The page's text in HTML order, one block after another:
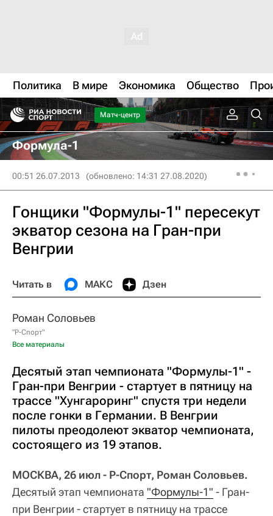
Политика В мире Экономика Общество
Матч-центр
Формула-1
00:51 26.07.2013 (обновлено: 14:31 27.08.2020)
Гонщики "Формулы-1" пересекут
экватор сезона на Гран-при
Венгрии
Читать в МАКС Дзен
Роман Соловьев
"Р-Спорт"
Все материалы
Десятый этап чемпионата "Формулы-1" -
Гран-при Венгрии - стартует в пятницу на
трассе "Хунгароринг" спустя три недели
после гонки в Германии. В Венгрии
пилоты преодолеют экватор чемпионата,
состоящего из 19 этапов.
МОСКВА, 26 июл - Р-Спорт, Роман Соловьев.
Десятый этап чемпионата "Формулы-1" - Гран-
при Венгрии - стартует в пятницу на трассе